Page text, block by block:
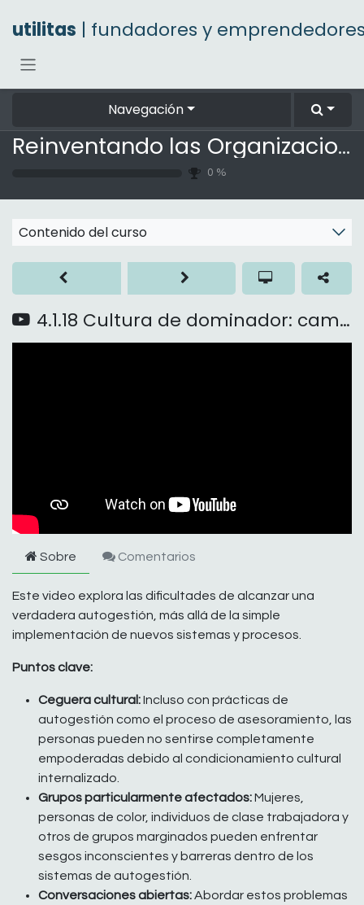
utilitas | fundadores y
Navegación
Reinventando las Organizaciones
0 %
Contenido del curso
4.1.18 Cultura de dominador: cambiar de sistema no es suficiente
Sobre Comentarios
Este video explora las dificultades de alcanzar una
verdadera autogestión, más allá de la simple
implementación de nuevos sistemas y procesos.
Puntos clave:
Ceguera cultural:Incluso con prácticas de
autogestión como el proceso de asesoramiento, las
personas pueden no sentirse completamente
empoderadas debido al condicionamiento cultural
internalizado.
Grupos particularmente afectados:Mujeres,
personas de color, individuos de clase trabajadora y
otros de grupos marginados pueden enfrentar
sesgos inconscientes y barreras dentro de los
sistemas de autogestión.
Conversaciones abiertas:Abordar estos problemas